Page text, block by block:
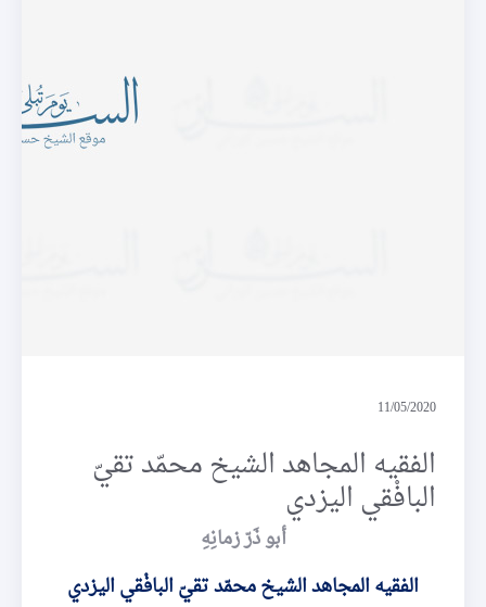
11/05/2020
الفقيه المجاهد الشيخ محمّد تقيّ
البافْقي اليزدي
أبو ذَرّ زمانِهِ
الفقيه المجاهد الشيخ محمّد تقيّ البافْقي اليزدي